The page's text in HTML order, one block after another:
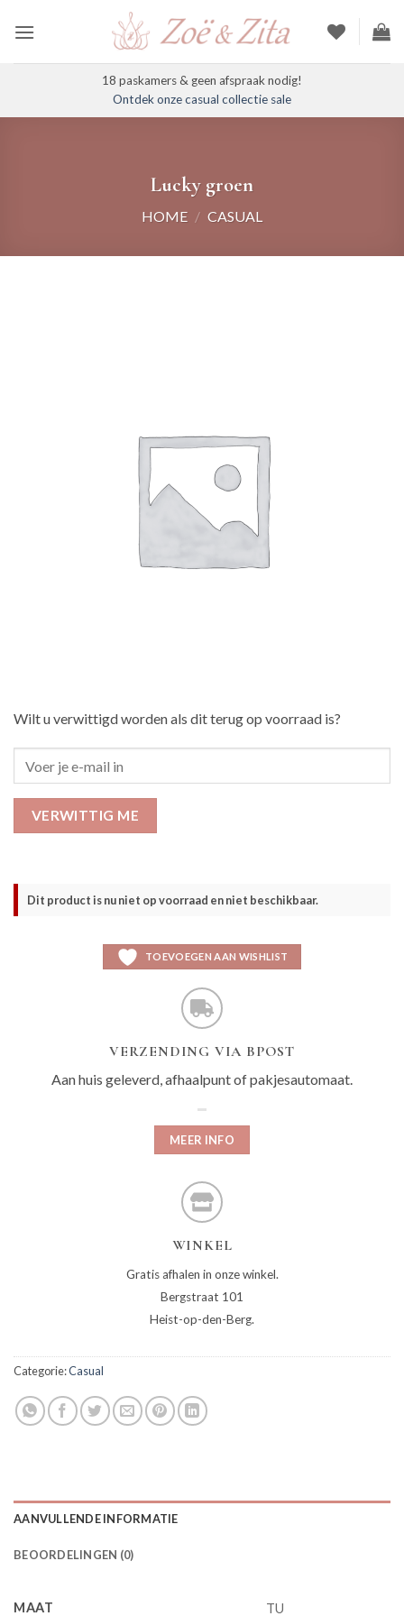
naar
18 paskamers & geen afspraak nodig!
Ontdek onze casual collectie sale
Lucky groen
HOME / CASUAL
Wilt u verwittigd worden als dit terug op voorraad is?
VERWITTIG ME
Dit product is nu niet op voorraad en niet beschikbaar.
TOEVOEGEN AAN WISHLIST
VERZENDING VIA BPOST
Aan huis geleverd, afhaalpunt of pakjesautomaat.
MEER INFO
WINKEL
Gratis afhalen in onze winkel.
Bergstraat 101
Heist-op-den-Berg.
Categorie:Casual
AANVULLENDE INFORMATIE
BEOORDELINGEN (0)
MAAT TU